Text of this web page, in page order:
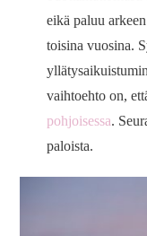
eikä paluu
toisina vuosina.
vaihtoehto on,
pohjoisessa.
paloista.